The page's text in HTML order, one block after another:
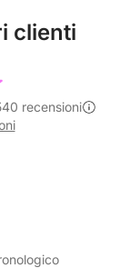
clienti
recensioni